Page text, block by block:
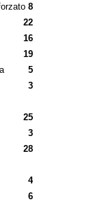
8
22
16
19
5
3
25
3
28
4
6